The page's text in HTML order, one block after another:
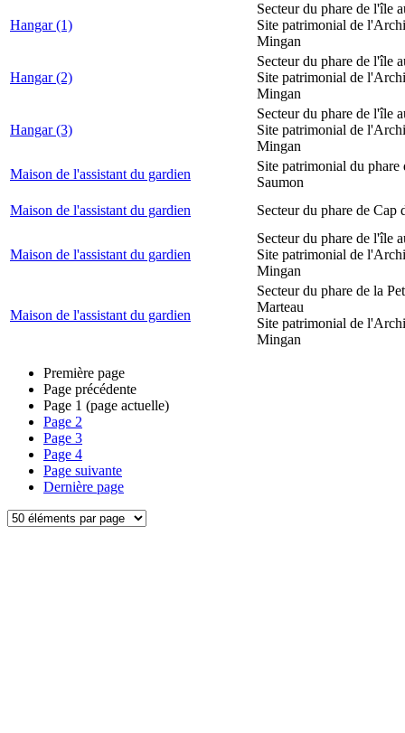
Hangar (1)
Secteur du phare de l'île
Site patrimonial de
Mingan
Hangar (2)
Secteur du phare de l'île
Site patrimonial de
Mingan
Hangar (3)
Secteur du phare de l'île
Site patrimonial de
Mingan
Maison de l'assistant du gardien
Site patrimonial du phare
Saumon
Maison de l'assistant du gardien
Secteur du phare de Cap
Maison de l'assistant du gardien
Secteur du phare de l'île
Site patrimonial de
Mingan
Maison de l'assistant du gardien
Secteur du phare de la
Marteau
Site patrimonial de
Mingan
Première page
Page précédente
Page 1 (page actuelle)
Page 2
Page 3
Page 4
Page suivante
Dernière page